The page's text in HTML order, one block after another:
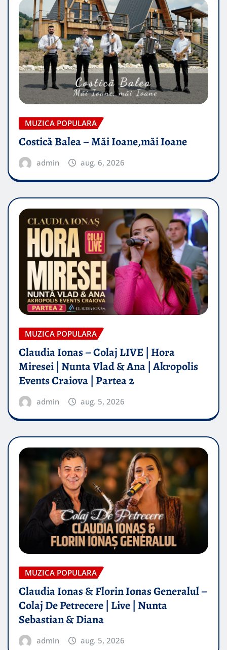
MUZICA POPULARA
Costică Balea – Măi Ioane,măi Ioane
admin aug. 6, 2026
MUZICA POPULARA
Claudia Ionas – Colaj LIVE | Hora
Miresei | Nunta Vlad & Ana | Akropolis
Events Craiova | Partea 2
admin aug. 5, 2026
MUZICA POPULARA
Claudia Ionas & Florin Ionas Generalul –
Colaj De Petrecere | Live | Nunta
Sebastian & Diana
admin aug. 5, 2026